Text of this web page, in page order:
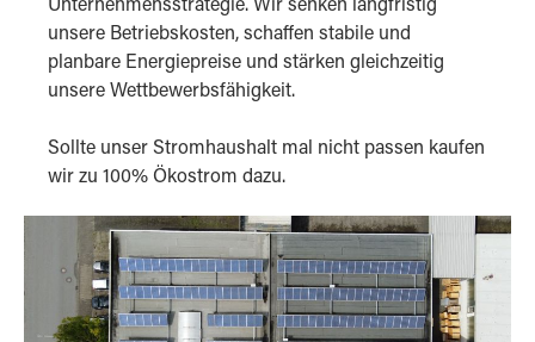
Unternehmensstrategie. Wir senken langfristig
unsere Betriebskosten, schaffen stabile und
planbare Energiepreise und stärken gleichzeitig
unsere Wettbewerbsfähigkeit.
Sollte unser Stromhaushalt mal nicht passen kaufen
wir zu 100% Ökostrom dazu.